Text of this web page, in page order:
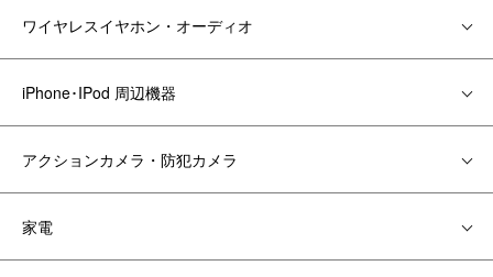
ワイヤレスイヤホン・オーディオ
iPhone･IPod 周辺機器
アクションカメラ・防犯カメラ
家電